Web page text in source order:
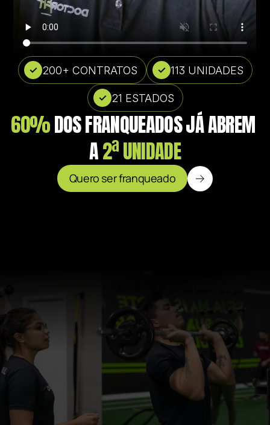
✓ 200+ CONTRATOS ✓ 113 UNIDADES
✓ 21 ESTADOS
60% DOS FRANQUEADOS JÁ ABREM
A 2ª UNIDADE
Quero ser franqueado